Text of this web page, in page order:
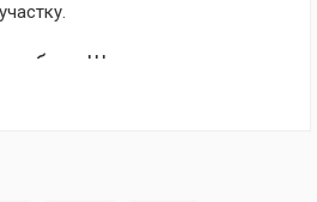
Шоколадка
мы используем
ручками, что